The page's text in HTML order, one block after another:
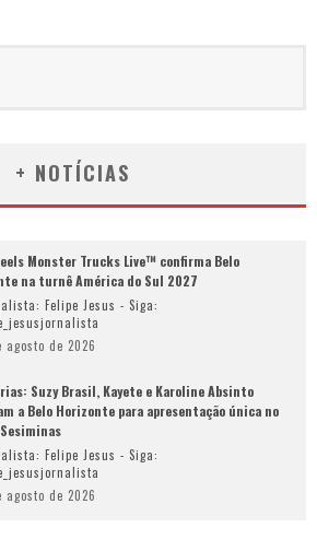
+ NOTÍCIAS
Monster Trucks Live™ confirma Belo
na turnê América do Sul 2027
Felipe Jesus - Siga:
agosto de 2026
Suzy Brasil, Kayete e Karoline Absinto
a Belo Horizonte para apresentação única no
Felipe Jesus - Siga:
agosto de 2026